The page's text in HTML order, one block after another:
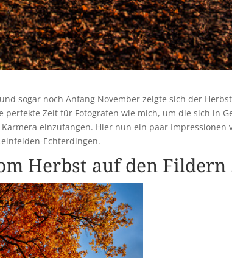
sogar noch Anfang November zeigte sich der
perfekte Zeit für Fotografen wie mich, um die sich in
einzufangen. Hier nun ein paar Impressionen
Echterdingen.
Herbst auf den Fildern